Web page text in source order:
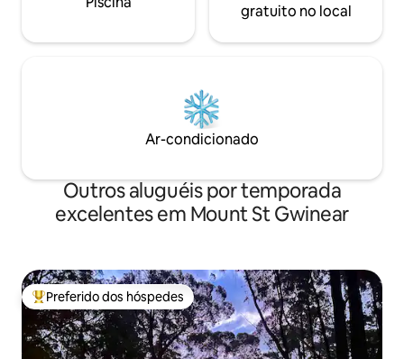
gratuito no local
Ar-condicionado
Outros aluguéis por temporada
excelentes em Mount St Gwinear
Entre os melhores preferidos dos hóspedes
Preferido dos hóspedes